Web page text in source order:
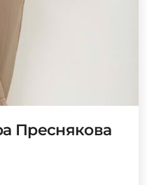
Преснякова